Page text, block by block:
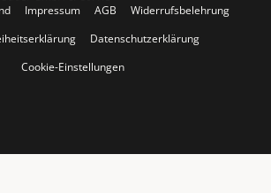
Impressum AGB
Widerrufsbelehrung
Datenschutzerklärung
Cookie-Einstellungen